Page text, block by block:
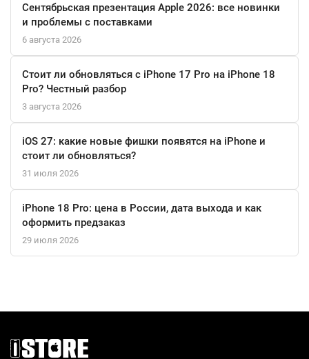
пополнение энергии. Apple Watch Ultra 3 — это ваш ключ к
новым достижениям, где бы вы ни находились.
Сентябрьская презентация Apple 2026: все новинки
и проблемы с поставками
6 августа 2026
Стоит ли обновляться с iPhone 17 Pro на iPhone 18
Pro? Честный разбор
3 августа 2026
iOS 27: какие новые фишки появятся на iPhone и
стоит ли обновляться?
31 июля 2026
iPhone 18 Pro: цена в России, дата выхода и как
оформить предзаказ
29 июля 2026